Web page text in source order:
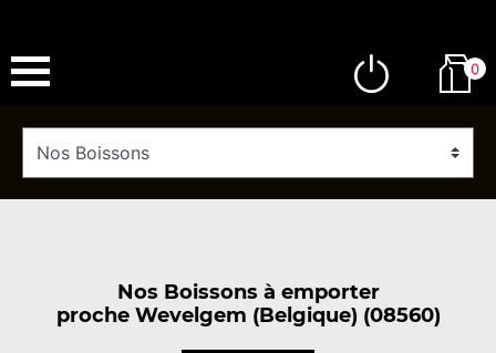
0
Nos Boissons à emporter
proche Wevelgem (Belgique) (08560)